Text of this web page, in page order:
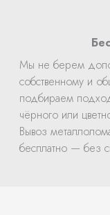
Мы не берем
собственному и
подбираем
чёрного или
Вывоз
бесплатно — без